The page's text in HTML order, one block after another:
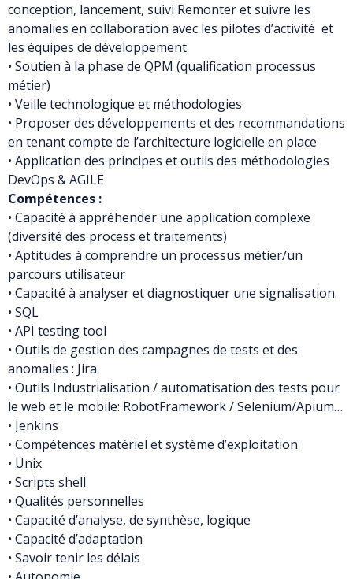
conception, lancement, suivi Remonter et suivre les
anomalies en collaboration avec les pilotes d’activité et
les équipes de développement
• Soutien à la phase de QPM (qualification processus
métier)
• Veille technologique et méthodologies
• Proposer des développements et des recommandations
en tenant compte de l’architecture logicielle en place
• Application des principes et outils des méthodologies
DevOps & AGILE
Compétences :
• Capacité à appréhender une application complexe
(diversité des process et traitements)
• Aptitudes à comprendre un processus métier/un
parcours utilisateur
• Capacité à analyser et diagnostiquer une signalisation.
• SQL
• API testing tool
• Outils de gestion des campagnes de tests et des
anomalies : Jira
• Outils Industrialisation / automatisation des tests pour
le web et le mobile: RobotFramework / Selenium/Apium…
• Jenkins
• Compétences matériel et système d’exploitation
• Unix
• Scripts shell
• Qualités personnelles
• Capacité d’analyse, de synthèse, logique
• Capacité d’adaptation
• Savoir tenir les délais